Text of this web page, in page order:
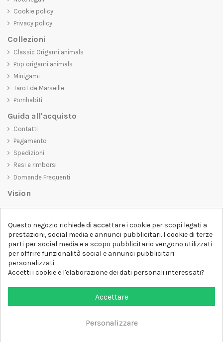
Cookie policy
Privacy policy
Collezioni
Classic Origami animals
Pop origami animals
Minigami
Tarot de Marseille
Pornhabiti
Guida all'acquisto
Contatti
Pagamento
Spedizioni
Resi e rimborsi
Domande Frequenti
Vision
belli da vedere, ma che trasmettano anche un messaggio importante.
Che siate alla ricerca di una t-shirt unica e di tendenza, di una felpa
comoda e accogliente o di un accessorio esclusivo,
D-SHIRT
ha
qualcosa per tutti.
Follow us
Questo negozio richiede di accettare i cookie per scopi legati a
prestazioni, social media e annunci pubblicitari. I cookie di terze
parti per social media e a scopo pubblicitario vengono utilizzati
per offrire funzionalità social e annunci pubblicitari
personalizzati.
Accetti i cookie e l'elaborazione dei dati personali interessati?
Accettare
Personalizzare